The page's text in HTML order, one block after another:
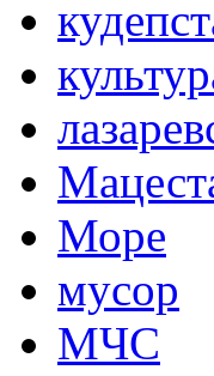
Море
мусор
МЧС